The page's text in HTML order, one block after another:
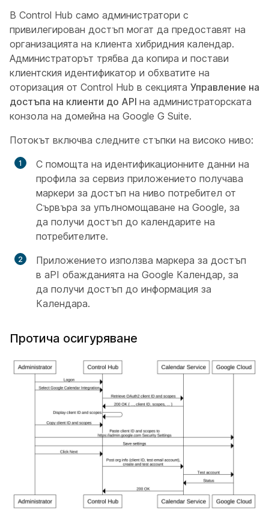
В Control Hub само администратори с
привилегирован достъп могат да предоставят на
организацията на клиента хибридния календар.
Администраторът трябва да копира и постави
клиентския идентификатор и обхватите на
оторизация от Control Hub в секцията Управление на
достъпа на клиенти до API на администраторската
конзола на домейна на Google G Suite.
Потокът включва следните стъпки на високо ниво:
С помощта на идентификационните данни на
профила за сервиз приложението получава
маркери за достъп на ниво потребител от
Сървъра за упълномощаване на Google, за
да получи достъп до календарите на
потребителите.
Приложението използва маркера за достъп
в aPI обажданията на Google Календар, за
да получи достъп до информация за
Календара.
Протича осигуряване